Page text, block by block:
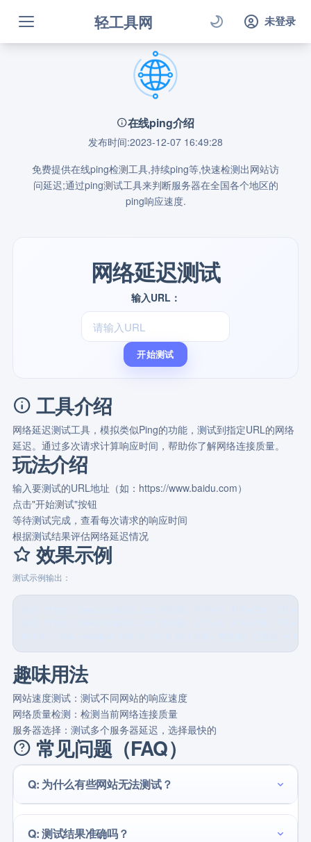
轻工具网 未登录
在线ping介绍
发布时间:2023-12-07 16:49:28
免费提供在线ping检测工具,持续ping等,快速检测出网站访
问延迟;通过ping测试工具来判断服务器在全国各个地区的
ping响应速度.
网络延迟测试
输入URL：
开始测试
工具介绍
网络延迟测试工具，模拟类似Ping的功能，测试到指定URL的网络
延迟。通过多次请求计算响应时间，帮助你了解网络连接质量。
玩法介绍
输入要测试的URL地址（如：https://www.baidu.com）
点击"开始测试"按钮
等待测试完成，查看每次请求的响应时间
根据测试结果评估网络延迟情况
效果示例
测试示例输出：
趣味用法
网站速度测试： 测试不同网站的响应速度
网络质量检测： 检测当前网络连接质量
服务器选择： 测试多个服务器延迟，选择最快的
常见问题（FAQ）
Q: 为什么有些网站无法测试？
Q: 测试结果准确吗？